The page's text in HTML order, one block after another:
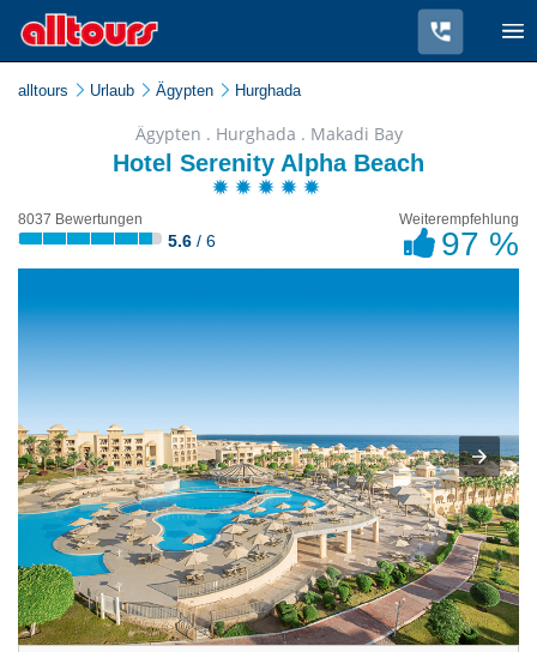
alltours Urlaub Ägypten Hurghada
Ägypten . Hurghada . Makadi Bay
Hotel Serenity Alpha Beach
8037 Bewertungen
5.6 / 6
Weiterempfehlung
97 %